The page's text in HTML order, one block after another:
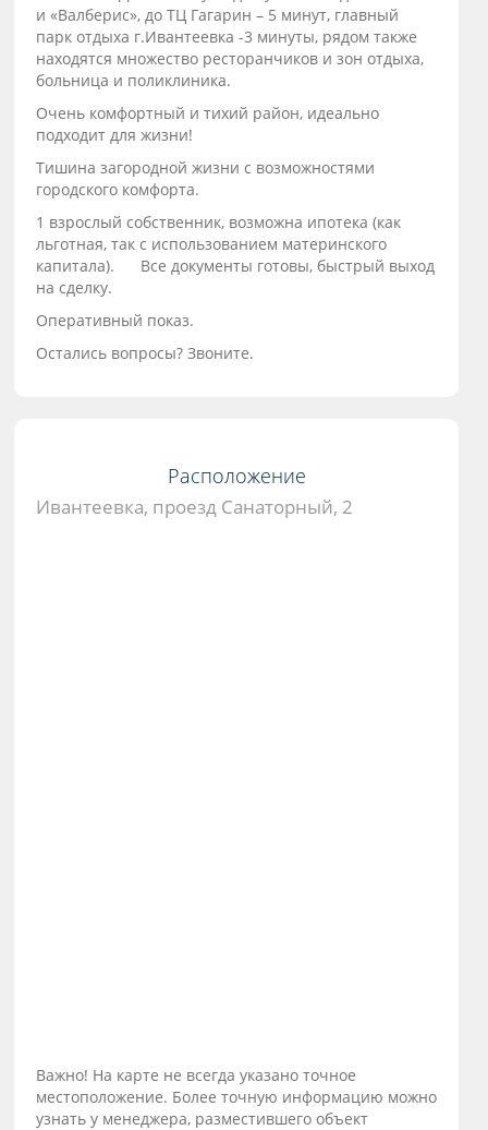
и «Валберис», до ТЦ Гагарин – 5 минут, главный
парк отдыха г.Ивантеевка -3 минуты, рядом также
находятся множество ресторанчиков и зон отдыха,
больница и поликлиника.
Очень комфортный и тихий район, идеально
подходит для жизни!
Тишина загородной жизни с возможностями
городского комфорта.
1 взрослый собственник, возможна ипотека (как
льготная, так с использованием материнского
капитала). Все документы готовы, быстрый выход
на сделку.
Оперативный показ.
Остались вопросы? Звоните.
Расположение
Ивантеевка, проезд Санаторный, 2
Важно! На карте не всегда указано точное
местоположение. Более точную информацию можно
узнать у менеджера, разместившего объект